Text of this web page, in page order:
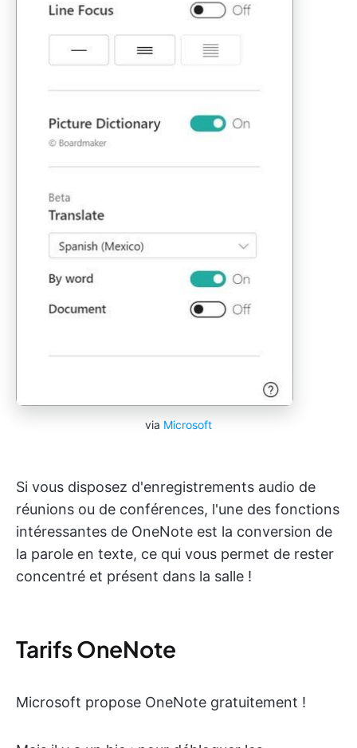
via Microsoft
Si vous disposez d'enregistrements audio de
réunions ou de conférences, l'une des fonctions
intéressantes de OneNote est la conversion de
la parole en texte, ce qui vous permet de rester
concentré et présent dans la salle !
Tarifs OneNote
Microsoft propose OneNote gratuitement !